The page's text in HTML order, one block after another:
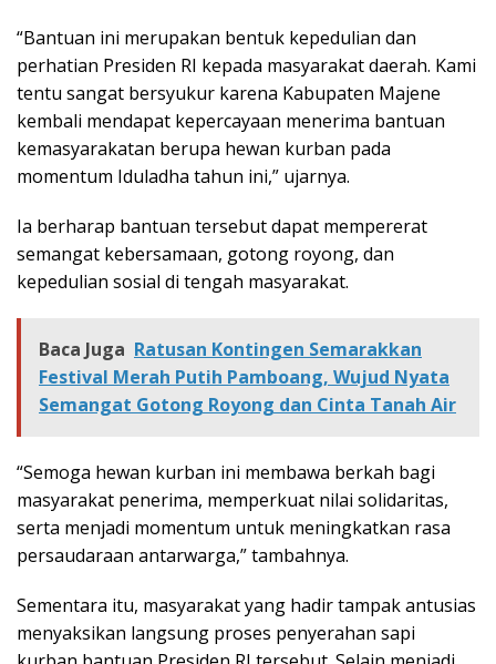
“Bantuan ini merupakan bentuk kepedulian dan
perhatian Presiden RI kepada masyarakat daerah. Kami
tentu sangat bersyukur karena Kabupaten Majene
kembali mendapat kepercayaan menerima bantuan
kemasyarakatan berupa hewan kurban pada
momentum Iduladha tahun ini,” ujarnya.
Ia berharap bantuan tersebut dapat mempererat
semangat kebersamaan, gotong royong, dan
kepedulian sosial di tengah masyarakat.
Baca Juga Ratusan Kontingen Semarakkan
Festival Merah Putih Pamboang, Wujud Nyata
Semangat Gotong Royong dan Cinta Tanah Air
“Semoga hewan kurban ini membawa berkah bagi
masyarakat penerima, memperkuat nilai solidaritas,
serta menjadi momentum untuk meningkatkan rasa
persaudaraan antarwarga,” tambahnya.
Sementara itu, masyarakat yang hadir tampak antusias
menyaksikan langsung proses penyerahan sapi